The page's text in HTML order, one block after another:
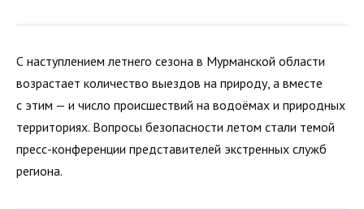
С наступлением летнего сезона в Мурманской области
возрастает количество выездов на природу, а вместе
с этим — и число происшествий на водоёмах и природных
территориях. Вопросы безопасности летом стали темой
пресс-конференции представителей экстренных служб
региона.